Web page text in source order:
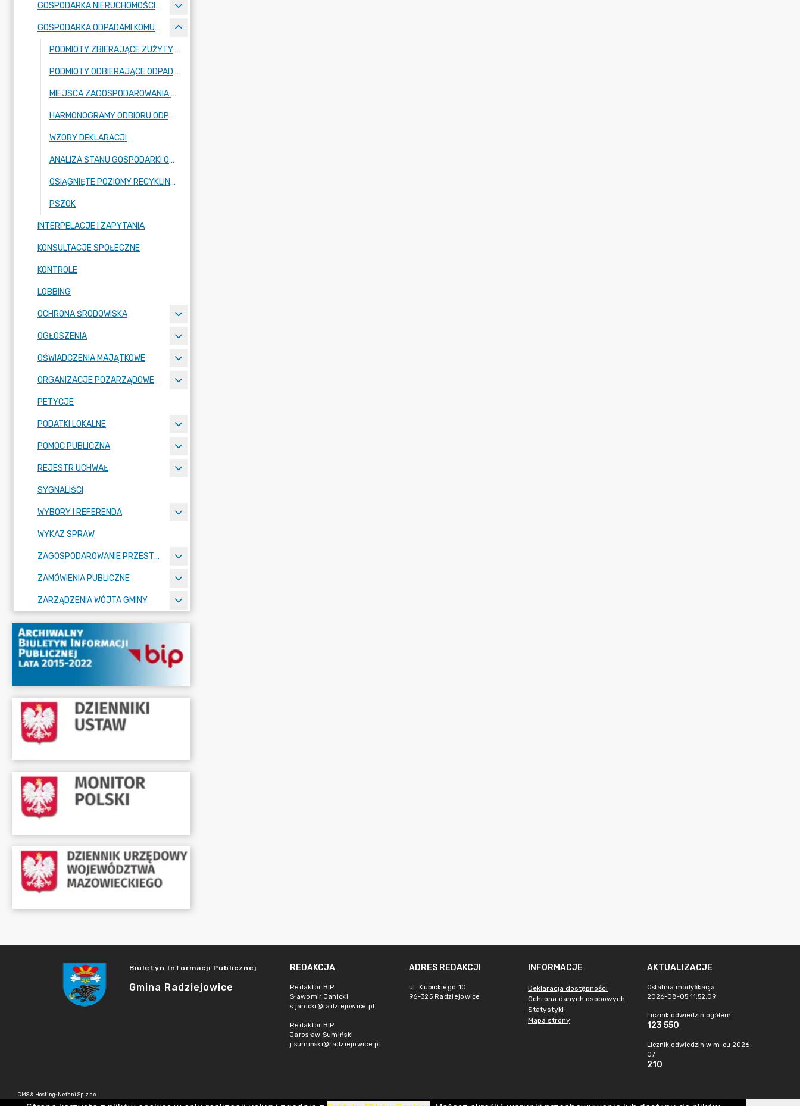
GOSPODARKA NIERUCHOMOŚCIAMI
GOSPODARKA ODPADAMI KOMUNALNYMI
PODMIOTY ZBIERAJĄCE ZUŻYTY SPRZĘT ELEKTRYCZNY I ELEKTRONICZNY/ I UMIESZCZENIE TAM ZAŁĄCZONEJ INFORMACJI ZA 2025 ROK
PODMIOTY ODBIERAJĄCE ODPADY KOMUNALNE
MIEJSCA ZAGOSPODAROWANIA ODPADÓW
HARMONOGRAMY ODBIORU ODPADÓW KOMUNALNYCH
WZORY DEKLARACJI
ANALIZA STANU GOSPODARKI ODPADAMI KOMUNALNYMI
OSIĄGNIĘTE POZIOMY RECYKLINGU
PSZOK
INTERPELACJE I ZAPYTANIA
KONSULTACJE SPOŁECZNE
KONTROLE
LOBBING
OCHRONA ŚRODOWISKA
OGŁOSZENIA
OŚWIADCZENIA MAJĄTKOWE
ORGANIZACJE POZARZĄDOWE
PETYCJE
PODATKI LOKALNE
POMOC PUBLICZNA
REJESTR UCHWAŁ
SYGNALIŚCI
WYBORY I REFERENDA
WYKAZ SPRAW
ZAGOSPODAROWANIE PRZESTRZENNE
ZAMÓWIENIA PUBLICZNE
ZARZĄDZENIA WÓJTA GMINY
Biuletyn Informacji Publicznej
Gmina Radziejowice
REDAKCJA
Redaktor BIP
Sławomir Janicki
s.janicki@radziejowice.pl
Redaktor BIP
Jarosław Sumiński
j.suminski@radziejowice.pl
ADRES REDAKCJI
ul. Kubickiego 10
96-325 Radziejowice
INFORMACJE
Deklaracja dostępności
Ochrona danych osobowych
Statystyki
Mapa strony
AKTUALIZACJE
Ostatnia modyfikacja
2026-08-05 11:52:09
Licznik odwiedzin ogółem
123 550
Licznik odwiedzin w m-cu 2026-
07
210
CMS & Hosting: Nefeni Sp. z o.o.